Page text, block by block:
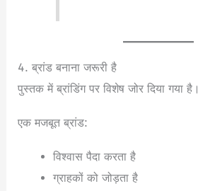
4. ब्रांड बनाना जरूरी है
पुस्तक में ब्रांडिंग पर विशेष जोर दिया गया है।
एक मजबूत ब्रांड:
विश्वास पैदा करता है
ग्राहकों को जोड़ता है